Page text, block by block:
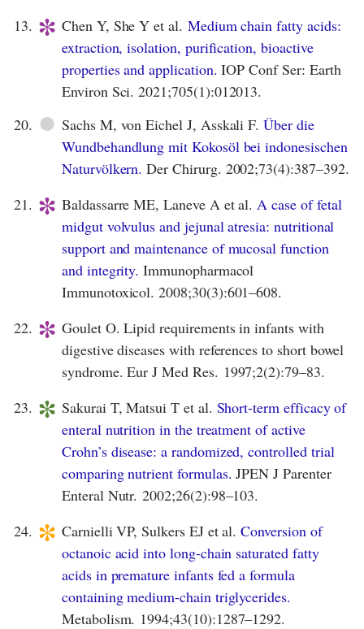
13. * Chen Y, She Y et al. Medium chain fatty acids:
extraction, isolation, purification, bioactive
properties and application. IOP Conf Ser: Earth
Environ Sci. 2021;705(1):012013.
20. ● Sachs M, von Eichel J, Asskali F.Über die
Wundbehandlung mit Kokosöl bei indonesischen
Naturvölkern. Der Chirurg. 2002;73(4):387–392.
21. * Baldassarre ME, Laneve A et al.A case of fetal
midgut volvulus and jejunal atresia: nutritional
support and maintenance of mucosal function
and integrity. Immunopharmacol
Immunotoxicol. 2008;30(3):601–608.
22. * Goulet O. Lipid requirements in infants with
digestive diseases with references to short bowel
syndrome. Eur J Med Res. 1997;2(2):79–83.
23. * Sakurai T, Matsui T et al. Short-term efficacy of
enteral nutrition in the treatment of active
Crohn’s disease: a randomized, controlled trial
comparing nutrient formulas. JPEN J Parenter
Enteral Nutr. 2002;26(2):98–103.
24. * Carnielli VP, Sulkers EJ et al.Conversion of
octanoic acid into long-chain saturated fatty
acids in premature infants fed a formula
containing medium-chain triglycerides.
Metabolism. 1994;43(10):1287–1292.